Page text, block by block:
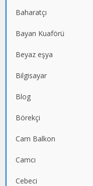
Baharatçı
Bayan Kuaförü
Beyaz eşya
Bilgisayar
Blog
Börekçi
Cam Balkon
Camcı
Cebeci